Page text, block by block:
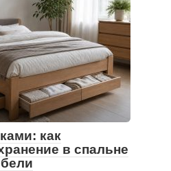
как
в спальне